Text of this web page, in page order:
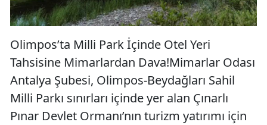
Olimpos’ta Milli Park İçinde Otel Yeri
Tahsisine Mimarlardan Dava!Mimarlar Odası
Antalya Şubesi, Olimpos-Beydağları Sahil
Milli Parkı sınırları içinde yer alan Çınarlı
Pınar Devlet Ormanı’nın turizm yatırımı için